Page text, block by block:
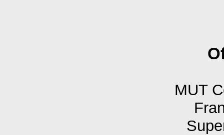
MUT